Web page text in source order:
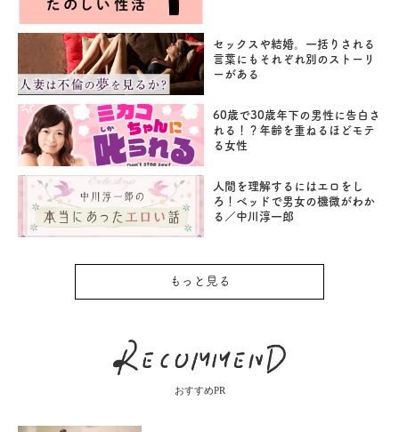
セックスや結婚。一括りされる
言葉にもそれぞれ別のストーリ
ーがある
60歳で30歳年下の男性に告白さ
れる！？年齢を重ねるほどモテ
る女性
人間を理解するにはエロをし
ろ！ベッドで男女の機微がわか
る／中川淳一郎
もっと見る
おすすめPR